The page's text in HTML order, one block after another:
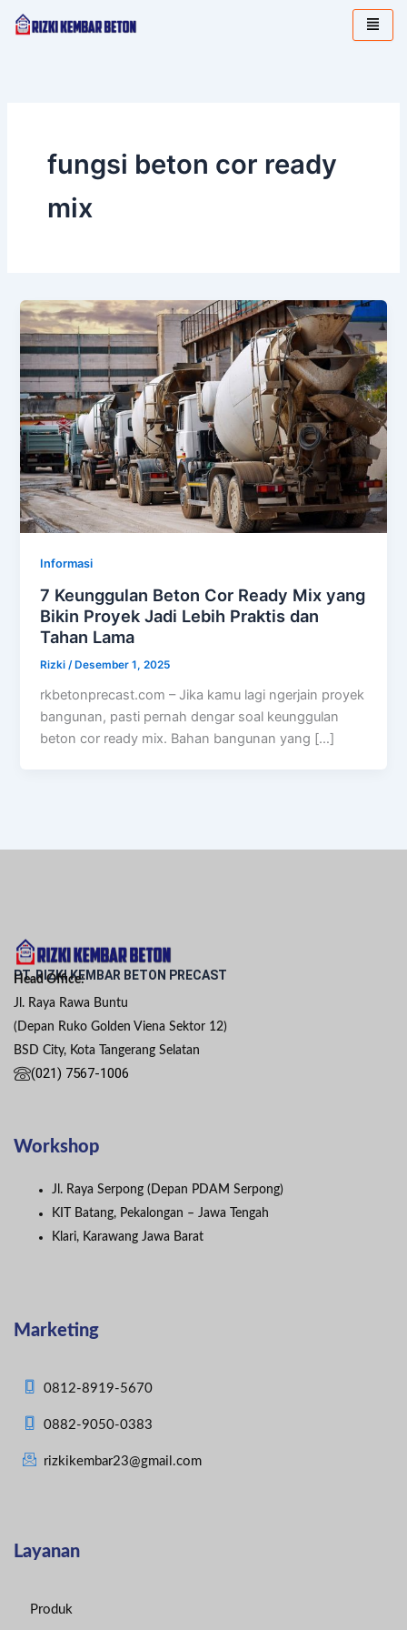
Lewati
fungsi beton cor ready
mix
Informasi
7 Keunggulan Beton Cor Ready Mix yang
Bikin Proyek Jadi Lebih Praktis dan
Tahan Lama
Rizki/ Desember 1, 2025
rkbetonprecast.com – Jika kamu lagi ngerjain proyek
bangunan, pasti pernah dengar soal keunggulan
beton cor ready mix. Bahan bangunan yang […]
PT. RIZKI KEMBAR BETON PRECAST
Head Office:
Jl. Raya Rawa Buntu
(Depan Ruko Golden Viena Sektor 12)
BSD City, Kota Tangerang Selatan
(021) 7567-1006
Workshop
Jl. Raya Serpong (Depan PDAM Serpong)
KIT Batang, Pekalongan – Jawa Tengah
Klari, Karawang Jawa Barat
Marketing
0812-8919-5670
0882-9050-0383
rizkikembar23@gmail.com
Layanan
Produk